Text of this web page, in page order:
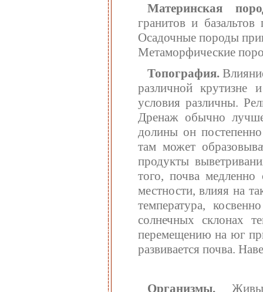
Материнская
гранитов и
Осадочные породы
Метаморфические
Топография.
различной крутизне
условия различны.
Дренаж обычно
долины он
там может
продукты
того, почва медленно
местности, влияя на
температура,
солнечных склонах
перемещению на юг
развивается почва.
Организмы.